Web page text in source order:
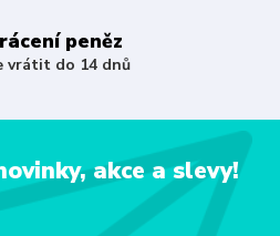
peněz
vrátit do 14 dnů
akce a slevy!